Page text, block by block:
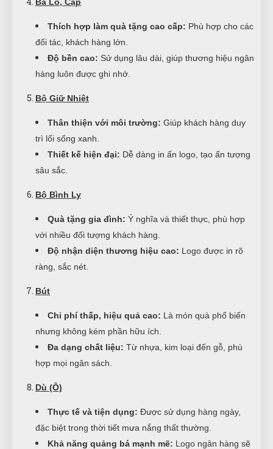
Thích hợp làm quà tặng cao cấp: Phù hợp cho các
đối tác, khách hàng lớn.
Độ bền cao: Sử dụng lâu dài, giúp thương hiệu ngân
hàng luôn được ghi nhớ.
Bộ Giữ Nhiệt
Thân thiện với môi trường: Giúp khách hàng duy
trì lối sống xanh.
Thiết kế hiện đại: Dễ dàng in ấn logo, tạo ấn tượng
sâu sắc.
Bộ Bình Ly
Quà tặng gia đình: Ý nghĩa và thiết thực, phù hợp
với nhiều đối tượng khách hàng.
Độ nhận diện thương hiệu cao: Logo được in rõ
ràng, sắc nét.
Bút
Chi phí thấp, hiệu quả cao: Là món quà phổ biến
nhưng không kém phần hữu ích.
Đa dạng chất liệu: Từ nhựa, kim loại đến gỗ, phù
hợp mọi ngân sách.
Dù (Ô)
Thực tế và tiện dụng: Được sử dụng hàng ngày,
đặc biệt trong thời tiết mưa nắng thất thường.
Khả năng quảng bá mạnh mẽ: Logo ngân hàng sẽ